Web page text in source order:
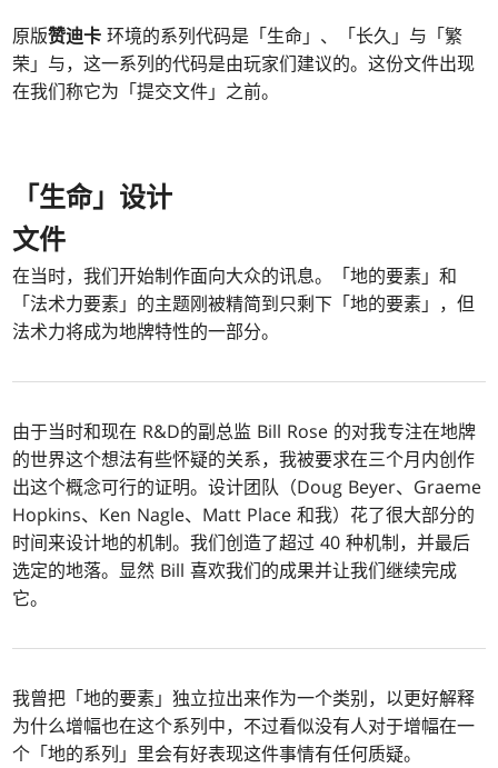
原版赞迪卡环境的系列代码是「生命」、「长久」与「繁
荣」与，这一系列的代码是由玩家们建议的。这份文件出现
在我们称它为「提交文件」之前。
「生命」设计
文件
在当时，我们开始制作面向大众的讯息。「地的要素」和
「法术力要素」的主题刚被精简到只剩下「地的要素」，但
法术力将成为地牌特性的一部分。
由于当时和现在 R&D的副总监 Bill Rose 的对我专注在地牌
的世界这个想法有些怀疑的关系，我被要求在三个月内创作
出这个概念可行的证明。设计团队（Doug Beyer、Graeme
Hopkins、Ken Nagle、Matt Place 和我）花了很大部分的
时间来设计地的机制。我们创造了超过 40 种机制，并最后
选定的地落。显然 Bill 喜欢我们的成果并让我们继续完成
它。
我曾把「地的要素」独立拉出来作为一个类别，以更好解释
为什么增幅也在这个系列中，不过看似没有人对于增幅在一
个「地的系列」里会有好表现这件事情有任何质疑。